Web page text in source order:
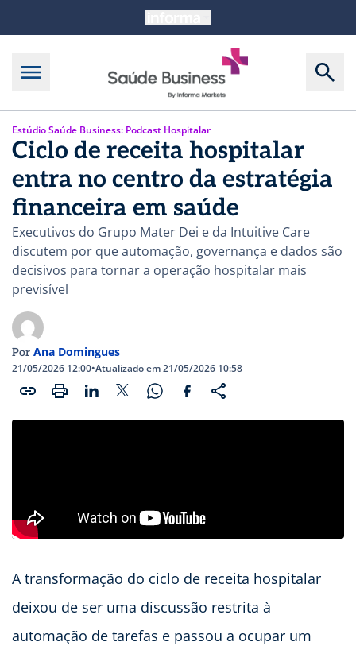
Estúdio Saúde Business: Podcast Hospitalar
Ciclo de receita hospitalar
entra no centro da estratégia
financeira em saúde
Executivos do Grupo Mater Dei e da Intuitive Care
discutem por que automação, governança e dados são
decisivos para tornar a operação hospitalar mais
previsível
Por Ana Domingues
21/05/2026 12:00•Atualizado em 21/05/2026 10:58
A transformação do ciclo de receita hospitalar
deixou de ser uma discussão restrita à
automação de tarefas e passou a ocupar um